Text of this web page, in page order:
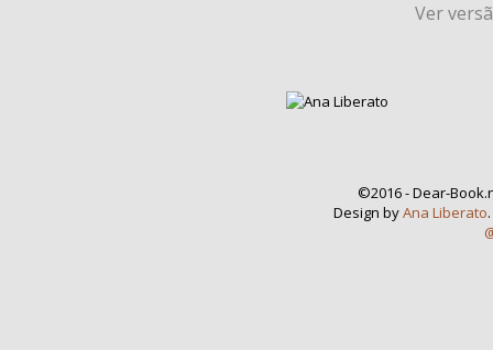
Ver
©2016 - Dear-
Design byAna Liberato